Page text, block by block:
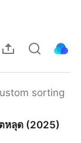
sorting
หลุด (2025)